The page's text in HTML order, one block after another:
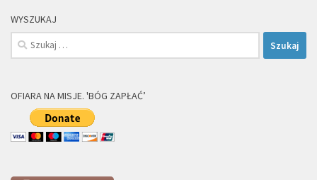
WYSZUKAJ
Szukaj:
OFIARA NA MISJE. 'BÓG ZAPŁAĆ’